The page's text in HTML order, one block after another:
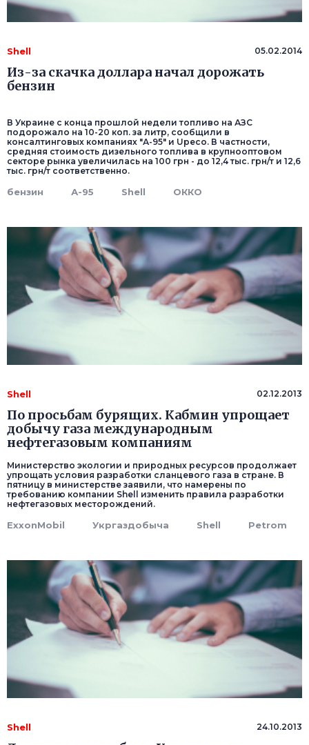
Shell 05.02.2014
Из-за скачка доллара начал дорожать
бензин
В Украине с конца прошлой недели топливо на АЗС
подорожало на 10-20 коп. за литр, сообщили в
консалтинговых компаниях "А-95" и Upeco. В частности,
средняя стоимость дизельного топлива в крупнооптовом
секторе рынка увеличилась на 100 грн - до 12,4 тыс. грн/т и 12,6
тыс. грн/т соответственно.
бензин А-95 Shell ОККО
Shell 02.12.2013
По просьбам бурящих. Кабмин упрощает
добычу газа международным
нефтегазовым компаниям
Министерство экологии и природных ресурсов продолжает
упрощать условия разработки сланцевого газа в стране. В
пятницу в министерстве заявили, что намерены по
требованию компании Shell изменить правила разработки
нефтегазовых месторождений.
ExxonMobil Укргаздобыча Shell Petrom
Shell 24.10.2013